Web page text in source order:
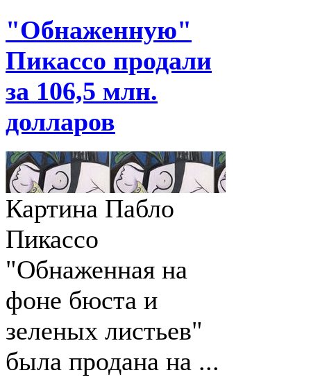
"Обнаженную"
Пикассо продали
за 106,5 млн.
долларов
Картина Пабло
Пикассо
"Обнаженная на
фоне бюста и
зеленых листьев"
была продана на ...